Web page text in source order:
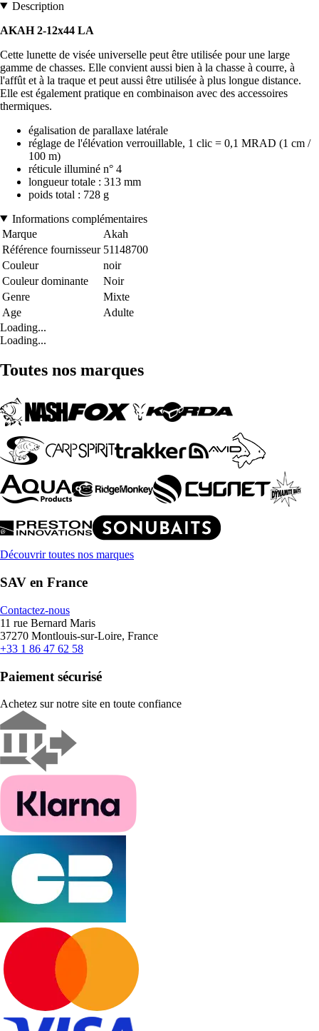
Description
AKAH 2-12x44 LA
Cette lunette de visée universelle peut être utilisée pour une large
gamme de chasses. Elle convient aussi bien à la chasse à courre, à
l'affût et à la traque et peut aussi être utilisée à plus longue distance.
Elle est également pratique en combinaison avec des accessoires
thermiques.
égalisation de parallaxe latérale
réglage de l'élévation verrouillable, 1 clic = 0,1 MRAD (1 cm /
100 m)
réticule illuminé n° 4
longueur totale : 313 mm
poids total : 728 g
Informations complémentaires
Marque
Akah
Référence fournisseur 51148700
Couleur
noir
Couleur dominante
Noir
Genre
Mixte
Age
Adulte
Loading...
Loading...
Toutes nos marques
Découvrir toutes nos marques
SAV en France
Contactez-nous
11 rue Bernard Maris
37270 Montlouis-sur-Loire, France
+33 1 86 47 62 58
Paiement sécurisé
Achetez sur notre site en toute confiance